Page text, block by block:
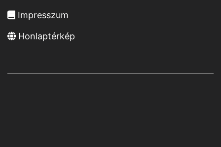
Impresszum
Honlaptérkép